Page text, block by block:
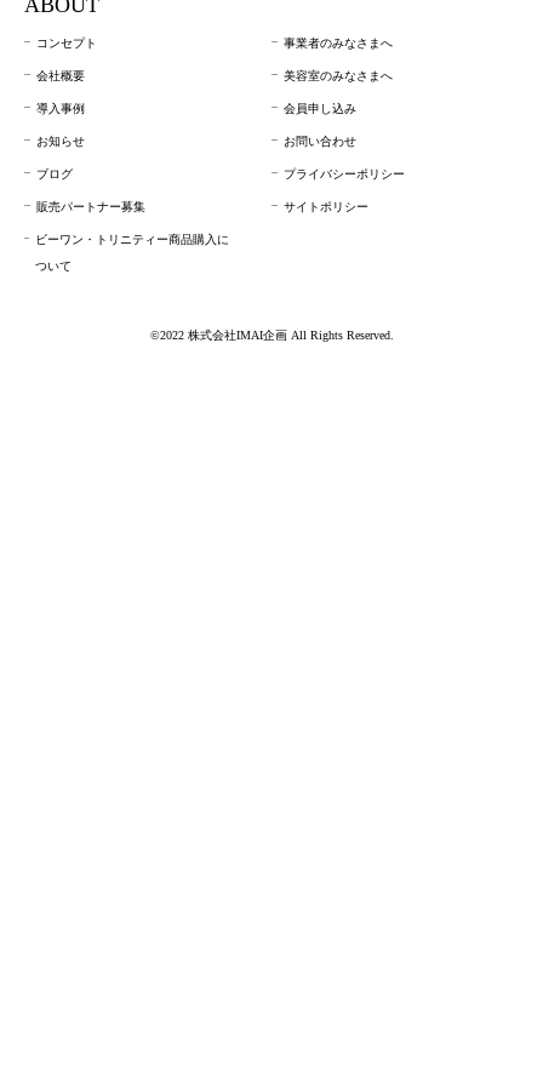
コンセプト
会社概要
導入事例
お知らせ
ブログ
販売パートナー募集
ビーワン・トリニティー商品購入に
ついて
事業者のみなさまへ
美容室のみなさまへ
会員申し込み
お問い合わせ
プライバシーポリシー
サイトポリシー
©2022 株式会社IMAI企画 All Rights Reserved.